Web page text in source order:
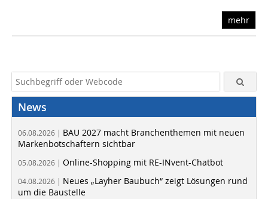
mehr
News
06.08.2026 | BAU 2027 macht Branchenthemen mit neuen
Markenbotschaftern sichtbar
05.08.2026 | Online-Shopping mit RE-INvent-Chatbot
04.08.2026 | Neues „Layher Baubuch“ zeigt Lösungen rund
um die Baustelle